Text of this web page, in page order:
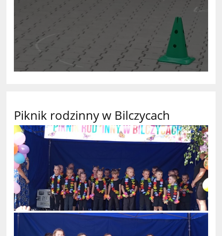
Piknik rodzinny w Bilczycach